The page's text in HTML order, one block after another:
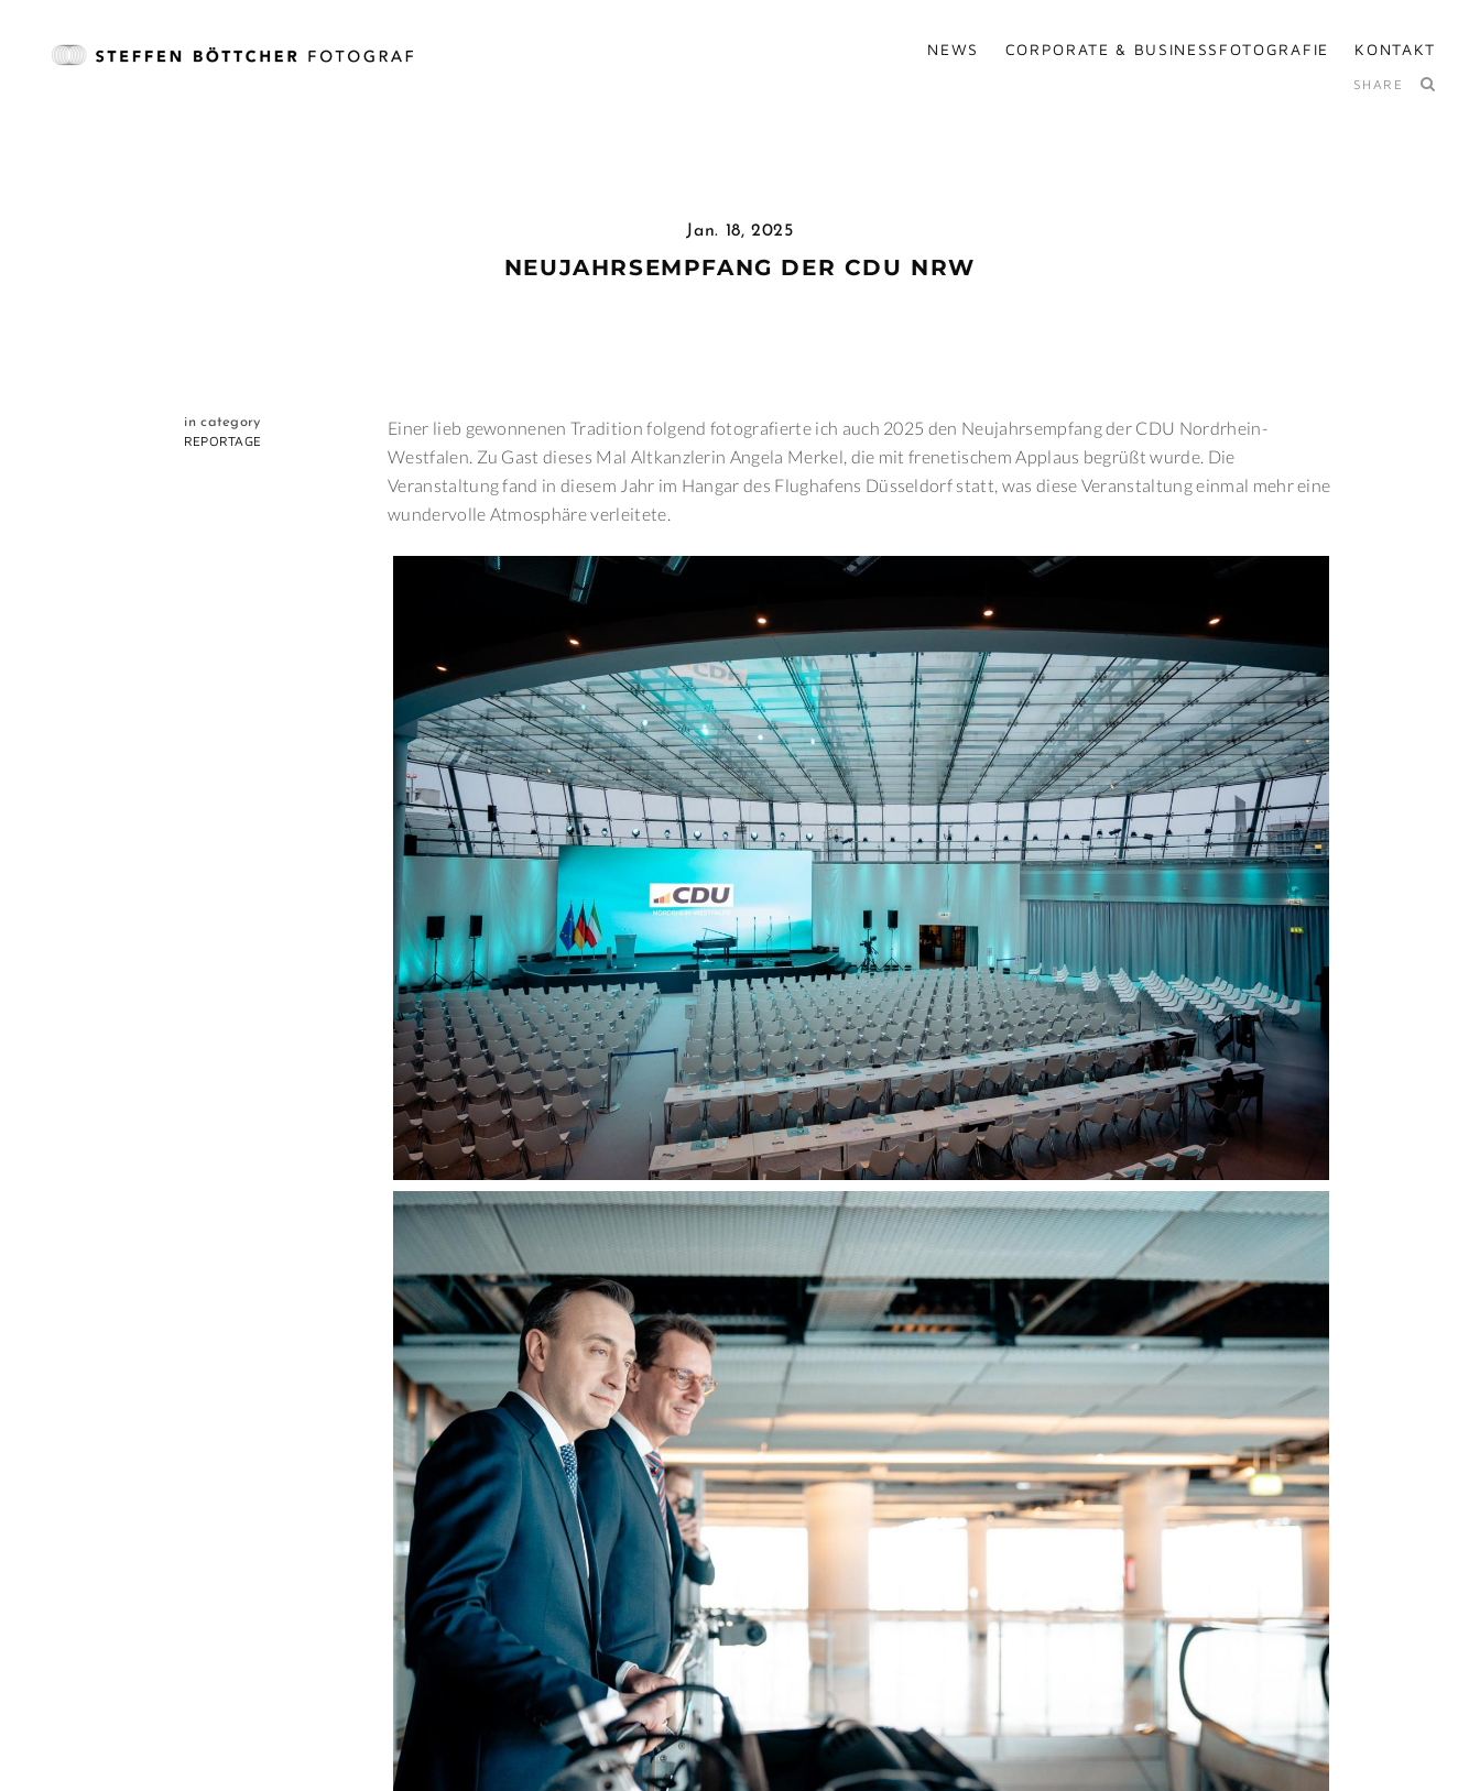
NEWS CORPORATE & BUSINESSFOTOGRAFIE KONTAKT
SHARE
Jan. 18, 2025
NEUJAHRSEMPFANG DER CDU NRW
in category
REPORTAGE
Einer lieb gewonnenen Tradition folgend fotografierte ich auch 2025 den Neujahrsempfang der CDU Nordrhein-
Westfalen. Zu Gast dieses Mal Altkanzlerin Angela Merkel, die mit frenetischem Applaus begrüßt wurde. Die
Veranstaltung fand in diesem Jahr im Hangar des Flughafens Düsseldorf statt, was diese Veranstaltung einmal mehr eine
wundervolle Atmosphäre verleitete.